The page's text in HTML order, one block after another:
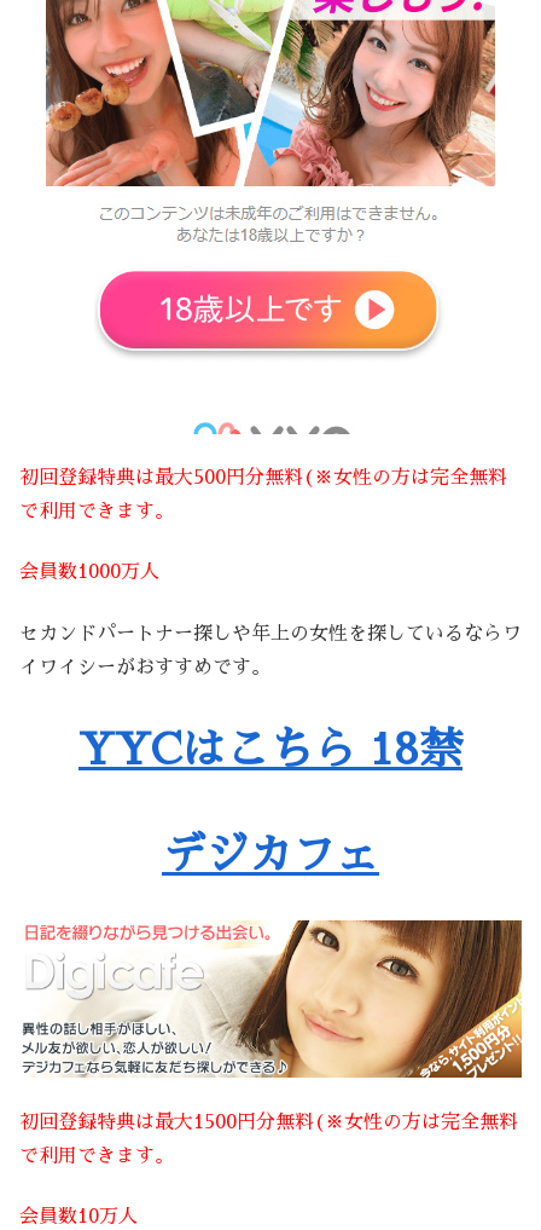
初回登録特典は最大500円分無料(※女性の方は完全無料
で利用できます。
会員数1000万人
セカンドパートナー探しや年上の女性を探しているならワ
イワイシーがおすすめです。
YYCはこちら 18禁
デジカフェ
初回登録特典は最大1500円分無料(※女性の方は完全無料
で利用できます。
会員数10万人